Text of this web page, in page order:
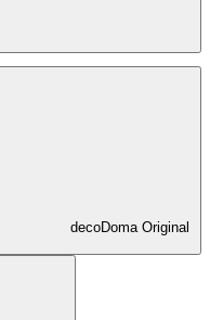
decoDoma Original